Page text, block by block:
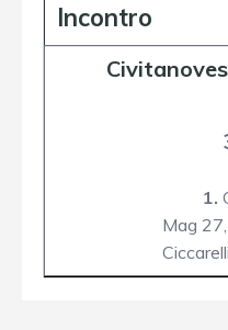
Incontro
1.
Mag